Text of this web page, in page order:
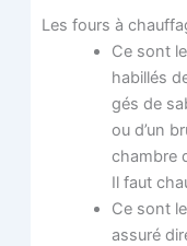
Les fours à
Ce sont
habillés
gés de
ou d’un
chambre
Il faut
Ce sont
assu­ré